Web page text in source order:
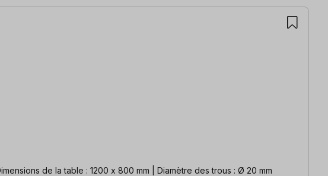
faces | Dimensions de la table : 1200 x 800 mm | Diamètre des trous : Ø 20 mm